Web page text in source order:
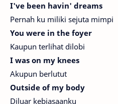
I've been havin' dreams
Pernah ku miliki sejuta mimpi
You were in the foyer
Kaupun terlihat dilobi
I was on my knees
Akupun berlutut
Outside of my body
Diluar kebiasaanku